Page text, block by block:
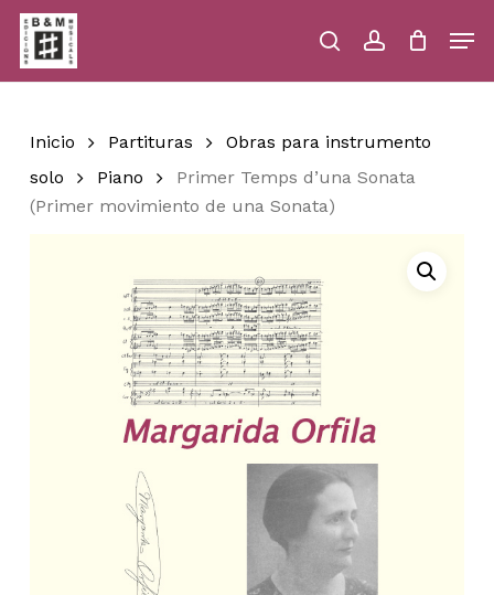
Skip
main
content
searchaccount
Close
Inicio Partituras
Obras para instrumento
solo
Piano
Primer Temps d’una Sonata
(Primer movimiento de una Sonata)
Menu